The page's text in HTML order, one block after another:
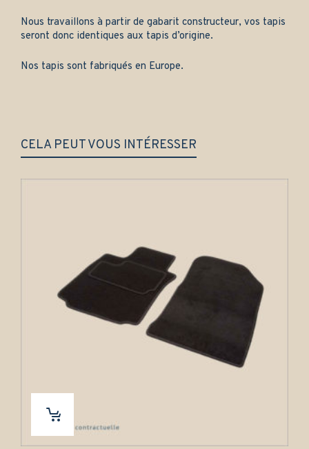
Nous travaillons à partir de gabarit constructeur, vos tapis
seront donc identiques aux tapis d’origine.
Nos tapis sont fabriqués en Europe.
CELA PEUT VOUS INTÉRESSER